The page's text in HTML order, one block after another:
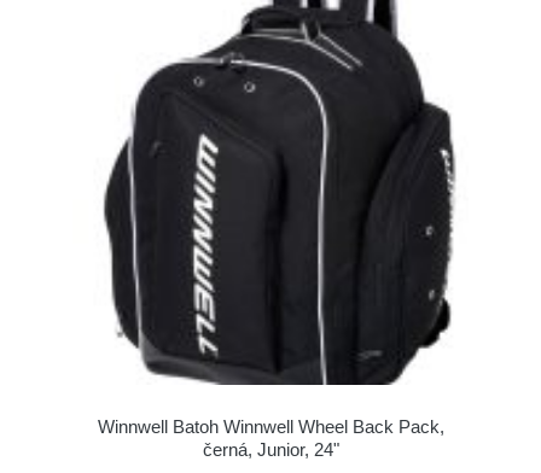
Winnwell Batoh Winnwell Wheel Back Pack,
černá, Junior, 24"